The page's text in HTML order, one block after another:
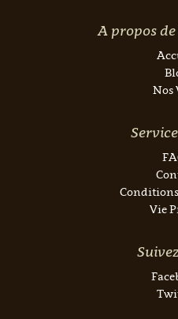
A propos
Nos
Vie